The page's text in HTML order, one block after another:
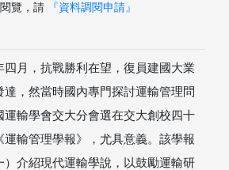
四月，抗戰勝利在望，復員建國大業
，然當時國內專門探討運輸管理問
運輸學會交大分會選在交大創校四十
運輸管理學報》，尤具意義。該學報
）介紹現代運輸學說，以鼓勵運輸研
覽，請 『資料調閱申請』